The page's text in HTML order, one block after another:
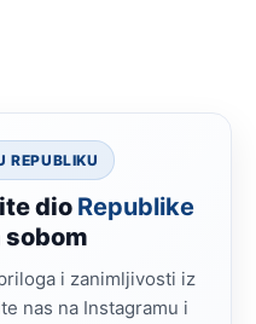
REPUBLIKU
dio Republike
i zanimljivosti iz
nas na Instagramu i